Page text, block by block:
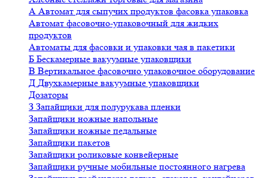
А Автомат для сыпучих продуктов фасовка упаковка
Автомат фасовочно-упаковочный для жидких
продуктов
Автоматы для фасовки и упаковки чая в пакетики
Б Бескамерные вакуумные упаковщики
В Вертикальное фасовочно упаковочное оборудование
Д Двухкамерные вакуумные упаковщики
Дозаторы
З Запайщики для полурукава пленки
Запайщики ножные напольные
Запайщики ножные педальные
Запайщики пакетов
Запайщики роликовые конвейерные
Запайщики ручные мобильные постоянного нагрева